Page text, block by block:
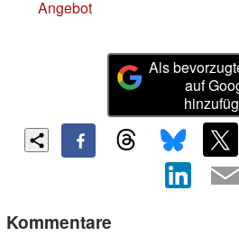
Angebot
Als
auf
Kommentare